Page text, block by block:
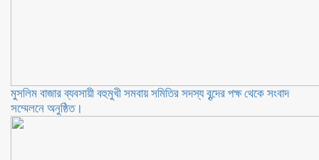
মুসলিম বাজার ব্যবসায়ী বহুমুখী সমবায় সমিতির সদস্য বৃন্দের পক্ষ থেকে সংবাদ
সম্মেলনে অনুষ্ঠিত।